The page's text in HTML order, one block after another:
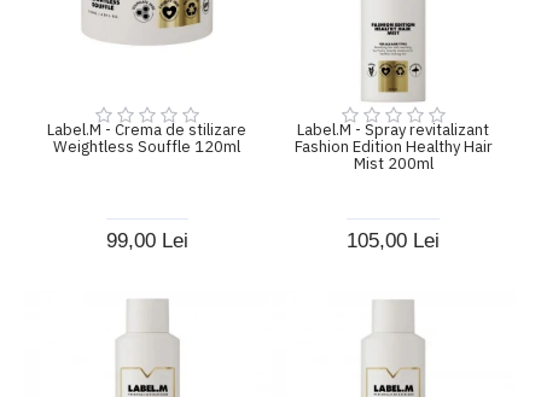
Label.M - Crema de stilizare
Weightless Souffle 120ml
99,00 Lei
Label.M - Spray revitalizant
Fashion Edition Healthy Hair
Mist 200ml
105,00 Lei